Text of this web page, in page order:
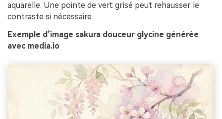
aquarelle. Une pointe de vert grisé peut rehausser le
contraste si nécessaire.
Exemple d’image sakura douceur glycine générée
avec media.io